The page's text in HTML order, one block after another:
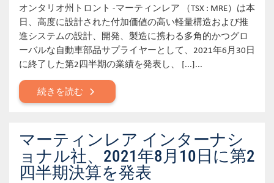
オンタリオ州トロント -マーティンレア （TSX : MRE）は本
日、高度に設計された付加価値の高い軽量構造および推
進システムの設計、開発、製造に携わる多角的かつグロ
ーバルな自動車部品サプライヤーとして、2021年6月30日
に終了した第2四半期の業績を発表し、 [...]...
続きを読む
マーティンレア インターナシ
ョナル社、2021年8月10日に第2
四半期決算を発表